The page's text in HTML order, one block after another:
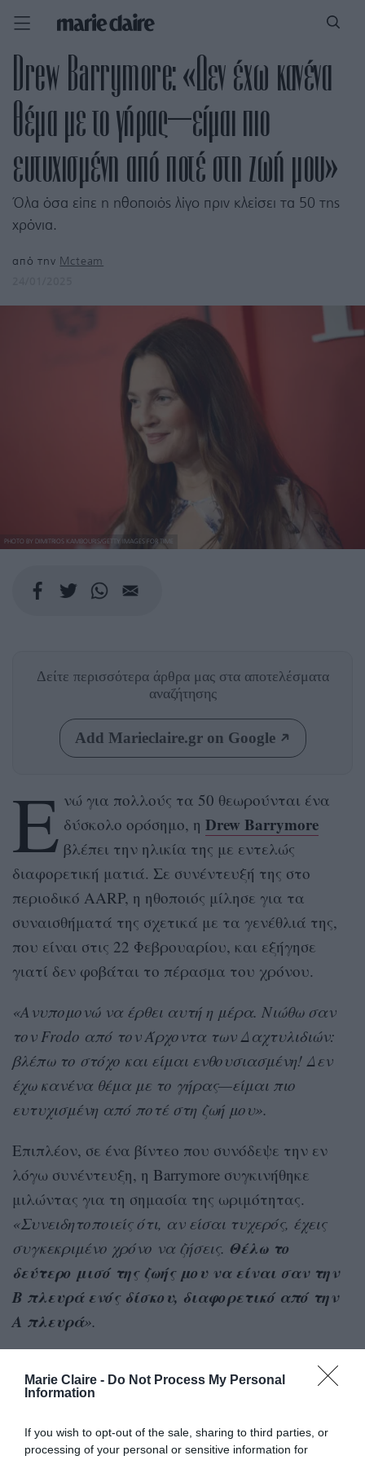
Marie Claire - Do Not Process My Personal
Information
If you wish to opt-out of the sale, sharing to third parties, or
processing of your personal or sensitive information for
Drew Barrymore: «Δεν έχω κανένα
θέμα με το γήρας—είμαι πιο
ευτυχισμένη από ποτέ στη ζωή μου»
Όλα όσα είπε η ηθοποιός λίγο πριν κλείσει τα 50 της
χρόνια.
από την Mcteam
PHOTO BY DIMITRIOS KAMBOURIS/GETTY IMAGES FOR TIME
Δείτε περισσότερα άρθρα μας στα αποτελέσματα
αναζήτησης
Add Marieclaire.gr on Google
Ε νώ για πολλούς τα 50 θεωρούνται ένα
δύσκολο ορόσημο, η Drew Barrymore
βλέπει την ηλικία της με εντελώς
διαφορετική ματιά. Σε συνέντευξή της στο
περιοδικό AARP, η ηθοποιός μίλησε για τα
συναισθήματά της σχετικά με τα γενέθλιά της,
που είναι στις 22 Φεβρουαρίου, και εξήγησε
γιατί δεν φοβάται το πέρασμα του χρόνου.
«Ανυπομονώ να έρθει αυτή η μέρα. Νιώθω σαν
τον Frodo από τον Άρχοντα των Δαχτυλιδιών:
βλέπω το στόχο και είμαι ενθουσιασμένη! Δεν
έχω κανένα θέμα με το γήρας—είμαι πιο
ευτυχισμένη από ποτέ στη ζωή μου».
Επιπλέον, σε ένα βίντεο που συνόδεψε την εν
λόγω συνέντευξη, η Barrymore συγκινήθηκε
μιλώντας για τη σημασία της ωριμότητας.
«Συνειδητοποιείς ότι, αν είσαι τυχερός, έχεις
συγκεκριμένο χρόνο να ζήσεις. Θέλω το
δεύτερο μισό της ζωής μου να είναι σαν την
B πλευρά ενός δίσκου, διαφορετικό από την
A πλευρά».